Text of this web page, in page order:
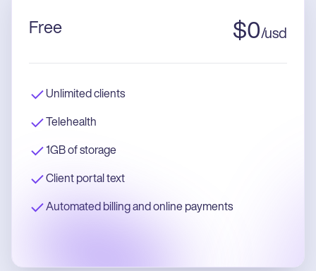
Free $0/usd
Unlimited clients
Telehealth
1GB of storage
Client portal text
Automated billing and online payments